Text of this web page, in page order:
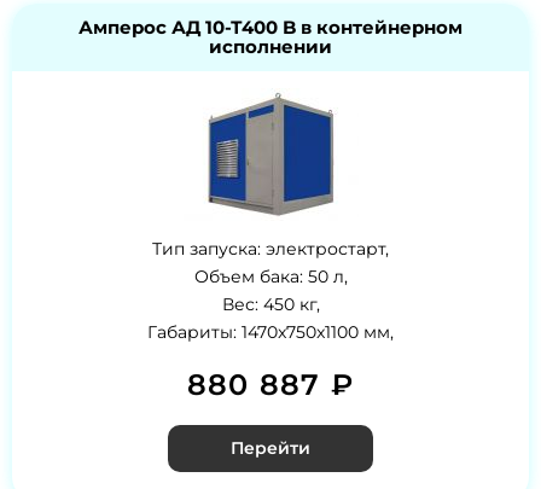
Амперос АД 10-Т400 B в контейнерном
исполнении
Тип запуска: электростарт,
Объем бака: 50 л,
Вес: 450 кг,
Габариты: 1470x750x1100 мм,
880 887 ₽
Перейти